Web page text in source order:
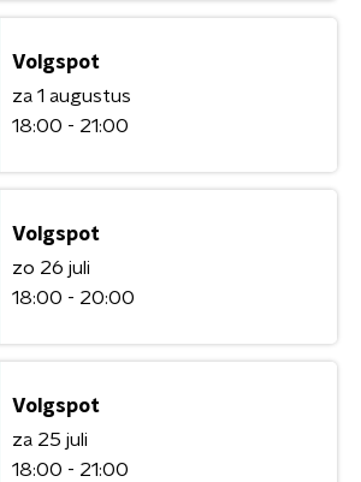
Volgspot
za 1 augustus
18:00 - 21:00
Volgspot
zo 26 juli
18:00 - 20:00
Volgspot
za 25 juli
18:00 - 21:00